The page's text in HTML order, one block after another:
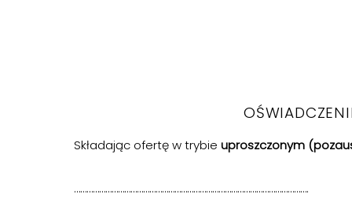
Składając ofertę w trybie uproszczonym
………………………………………………………………………………………………….